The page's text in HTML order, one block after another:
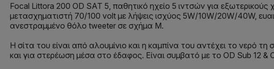
Focal Littora 200 OD SAT 5, παθητικό ηχείο 5 ιντσών για
μετασχηματιστή 70/100 volt με λήψεις ισχύος 5W/10W/20W/40W,
ανεστραμμένο θόλο tweeter σε σχήμα Μ.
Η σίτα του είναι από αλουμίνιο και η καμπίνα του αντέχει το νερό
και για στερέωση μέσα στο έδαφος. Είναι συμβατό με το OD Sub 12 &